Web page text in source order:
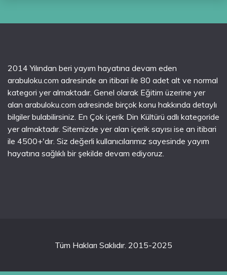
2014 Yılından beri yayım hayatına devam eden
arabuloku.com adresinde an itibari ile 80 adet alt ve normal
kategori yer almaktadır. Genel olarak Eğitim üzerine yer
alan arabuloku.com adresinde birçok konu hakkında detaylı
bilgiler bulabilirsiniz. En Çok içerik Din Kültürü adlı kategoride
yer almaktadır. Sitemizde yer alan içerik sayısı ise an itibari
ile 4500+'dır. Siz değerli kullanıcılarımız sayesinde yayım
hayatına sağlıklı bir şekilde devam ediyoruz.
Tüm Hakları Saklıdır. 2015-2025